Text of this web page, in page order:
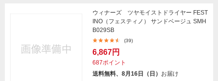
ウィナーズ ツヤモイストドライヤー FEST
INO（フェスティノ） サンドベージュ SMH
B029SB
(39)
6,867円
687ポイント
送料無料、8月16日（日） お届け